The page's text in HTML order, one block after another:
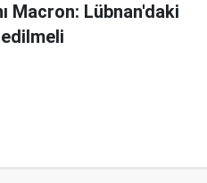
Macron: Lübnan'daki